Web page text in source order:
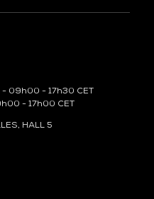
- 09h00 - 17h30 CET
- 17h00 CET
HALL 5